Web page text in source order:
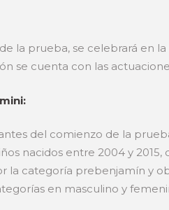
la prueba, se celebrará en
se cuenta con las
del comienzo de la
nacidos entre 2004 y
la categoría prebenjamín y
en masculino y